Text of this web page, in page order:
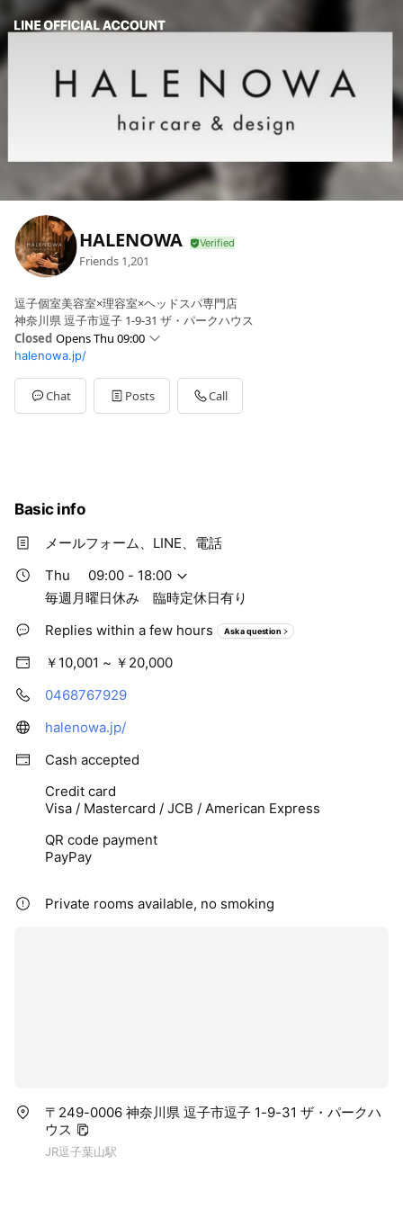
HALENOWA
Friends 1,201
逗子個室美容室×理容室×ヘッドスパ専門店
神奈川県 逗子市逗子 1-9-31 ザ・パークハウス
Closed Opens Thu 09:00
Sun09:00 - 17:00
Mon00:00 - 00:00,00:00 - 00:00
Tue09:00 - 18:00
Wed09:00 - 18:00
halenowa.jp/
Chat Posts Call
Basic info
メールフォーム、LINE、電話
Thu
09:00 - 18:00
毎週月曜日休み 臨時定休日有り
Replies within a few hours
Ask a question
￥10,001 ~ ￥20,000
0468767929
halenowa.jp/
Cash accepted
Credit card
Visa / Mastercard / JCB / American Express
QR code payment
PayPay
Private rooms available, no smoking
〒249-0006 神奈川県 逗子市逗子 1-9-31 ザ・パークハ
ウス
JR逗子葉山駅